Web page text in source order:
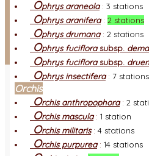
Les nouveautésQuoi
Autres sitesLiens
Réalisation du site
Connexion adhérent
Ophrys araneola: 3 stations
Ophrys aranifera: 2 stations
Ophrys drumana: 2 stations
Ophrys fuciflorasubsp.
Ophrys fuciflorasubsp.
Ophrys insectifera: 7 stations
Orchis
Orchis anthropophora: 2
Orchis mascula: 1 station
Orchis militaris: 4 stations
Orchis purpurea: 14 stations